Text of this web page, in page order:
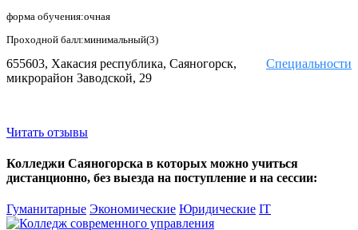
форма обучения:очная
Проходной балл:минимальный(3)
Специальности
655603, Хакасия республика, Саяногорск,
микрорайон Заводской, 29
Читать отзывы
Колледжи Саяногорска в которых можно учиться
дистанционно, без выезда на поступление и на сессии:
Гуманитарные Экономические Юридические IT